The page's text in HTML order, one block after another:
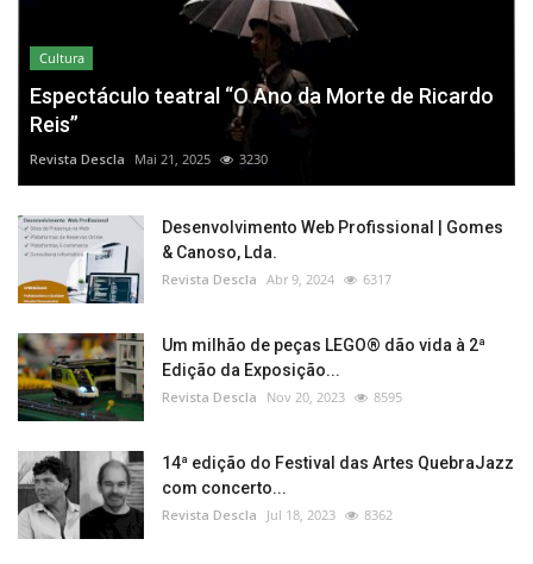
Cultura
Espectáculo teatral “O Ano da Morte de Ricardo
Reis”
Revista Descla Mai 21, 2025 3230
Desenvolvimento Web Profissional | Gomes
& Canoso, Lda.
Revista Descla Abr 9, 2024 6317
Um milhão de peças LEGO® dão vida à 2ª
Edição da Exposição...
Revista Descla Nov 20, 2023 8595
14ª edição do Festival das Artes QuebraJazz
com concerto...
Revista Descla Jul 18, 2023 8362